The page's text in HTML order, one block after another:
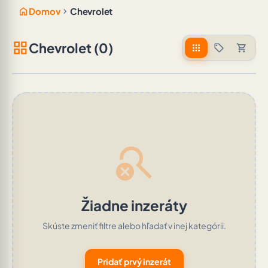
home Domov chevron_right Chevrolet
grid_viewChevrolet (0) apps sell shopping_cart
search_off
Žiadne inzeráty
Skúste zmeniť filtre alebo hľadať v inej kategórii.
Pridať prvý inzerát